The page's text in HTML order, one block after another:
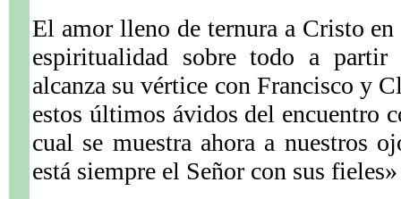
El amor lleno de ternura a Cristo en
espiritualidad sobre todo a
alcanza su vértice con Francisco y
estos últimos ávidos del encuentro
cual se muestra ahora a nuestros
está siempre el Señor con sus